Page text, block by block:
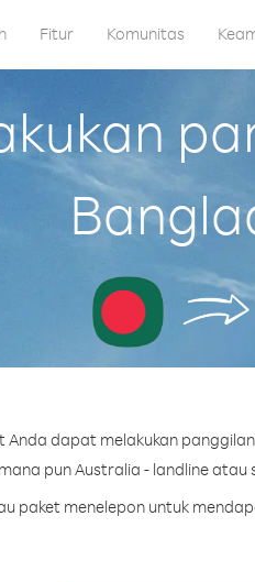
Fitur Komunitas
Anda dapat melakukan
pun Australia - landline atau
paket menelepon untuk